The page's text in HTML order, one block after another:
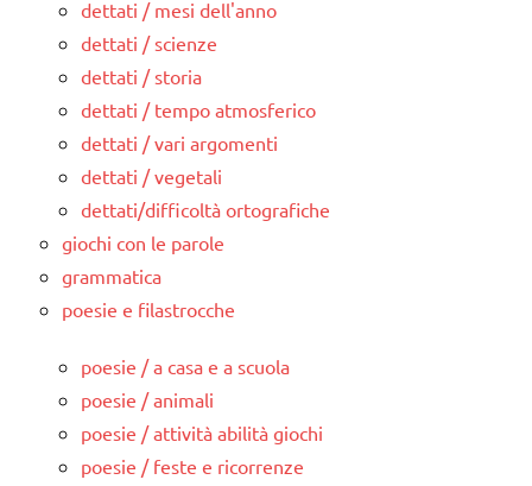
dettati / mesi dell'anno
dettati / scienze
dettati / storia
dettati / tempo atmosferico
dettati / vari argomenti
dettati / vegetali
dettati/difficoltà ortografiche
giochi con le parole
grammatica
poesie e filastrocche
poesie / a casa e a scuola
poesie / animali
poesie / attività abilità giochi
poesie / feste e ricorrenze